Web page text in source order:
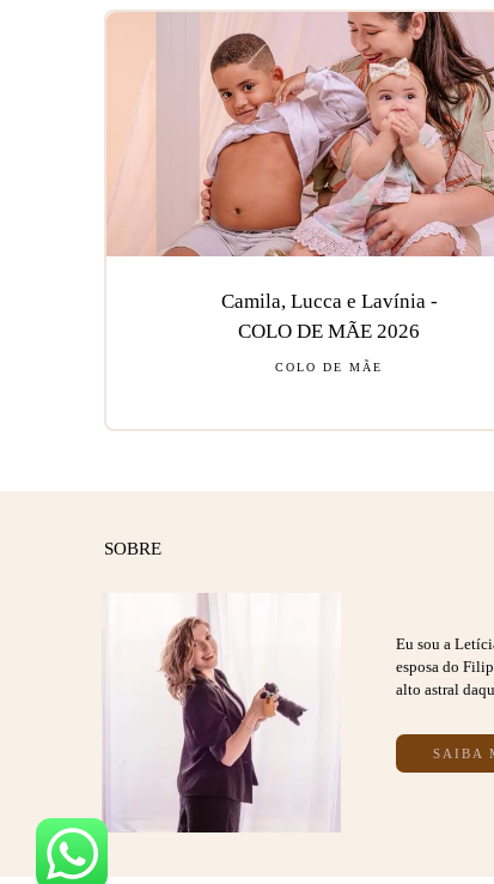
Camila, Lucca e Lavínia -
COLO DE MÃE 2026
COLO DE MÃE
SOBRE
Eu sou a
esposa do
alto astral
SAIBA